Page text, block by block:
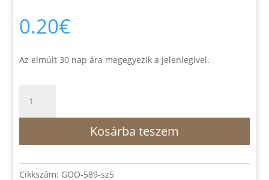
0.20€
Az elmúlt 30 nap ára megegyezik a jelenlegivel.
10
Maga
Úr
Kosárba teszem
Cikkszám: GOO-589-sz5